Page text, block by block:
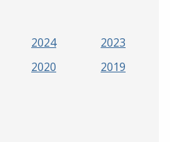
2024
2023
2020
2019